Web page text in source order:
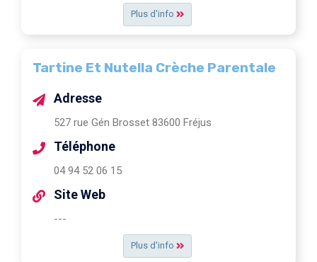
Plus d'info
Tartine Et Nutella Crèche Parentale
Plus d'info
Adresse
527 rue Gén Brosset 83600 Fréjus
Téléphone
04 94 52 06 15
Site Web
---